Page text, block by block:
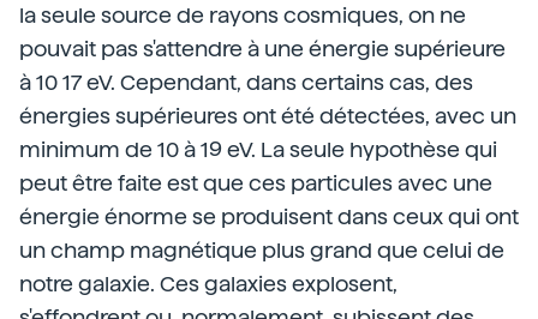
la seule source de rayons cosmiques, on ne
pouvait pas s'attendre à une énergie supérieure
à 10 17 eV. Cependant, dans certains cas, des
énergies supérieures ont été détectées, avec un
minimum de 10 à 19 eV. La seule hypothèse qui
peut être faite est que ces particules avec une
énergie énorme se produisent dans ceux qui ont
un champ magnétique plus grand que celui de
notre galaxie. Ces galaxies explosent,